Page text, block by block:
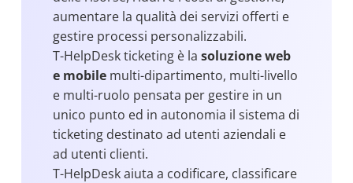
aumentare la qualità dei servizi offerti e
gestire processi personalizzabili.
T-HelpDesk ticketing è la soluzione web
e mobilemulti-dipartimento, multi-livello
e multi-ruolo pensata per gestire in un
unico punto ed in autonomia il sistema di
ticketing destinato ad utenti aziendali e
ad utenti clienti.
T-HelpDesk aiuta a codificare, classificare